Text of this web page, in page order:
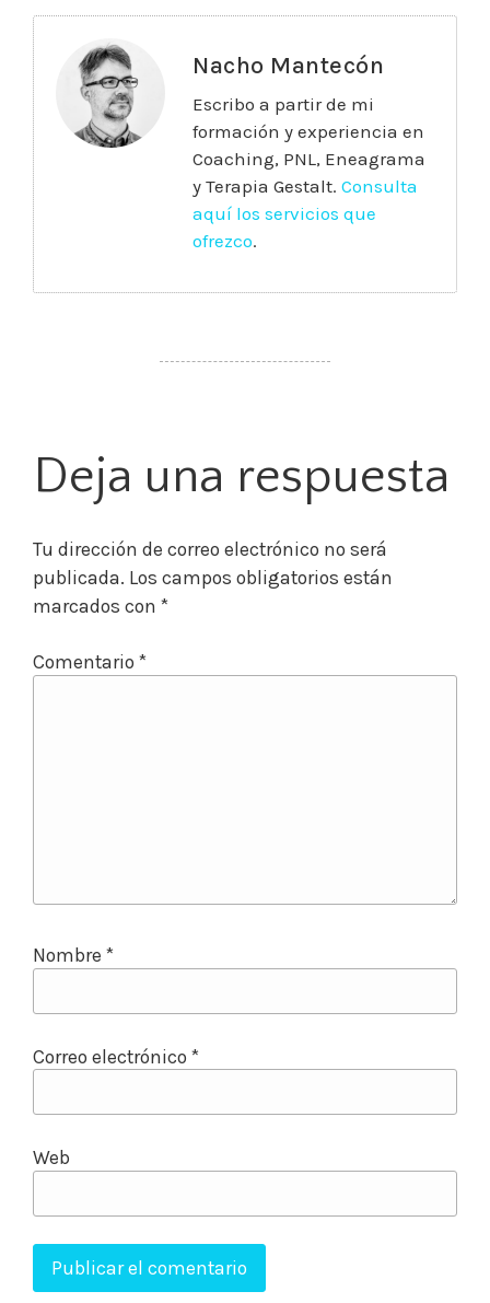
Nacho Mantecón
Escribo a partir de mi
formación y experiencia en
Coaching, PNL, Eneagrama
y Terapia Gestalt. Consulta
aquí los servicios que
ofrezco.
Deja una respuesta
Tu dirección de correo electrónico no será
publicada. Los campos obligatorios están
marcados con *
Comentario *
Nombre *
Correo electrónico *
Web